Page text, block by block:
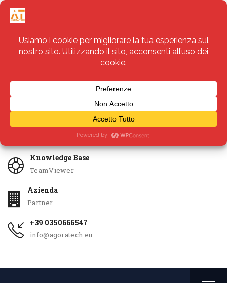
Servizi
Knowledge Base
TeamViewer
Azienda
Partner
+39 0350666547
info@agoratech.eu